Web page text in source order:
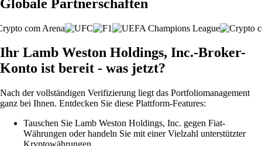
Globale Partnerschaften
Ihr Lamb Weston Holdings, Inc.-Broker-
Konto ist bereit - was jetzt?
Nach der vollständigen Verifizierung liegt das Portfoliomanagement
ganz bei Ihnen. Entdecken Sie diese Plattform-Features:
Tauschen Sie Lamb Weston Holdings, Inc. gegen Fiat-
Währungen oder handeln Sie mit einer Vielzahl unterstützter